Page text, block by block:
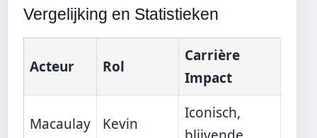
Vergelijking en Statistieken
Acteur Rol
Carrière
Impact
Macaulay
Kevin
Iconisch,